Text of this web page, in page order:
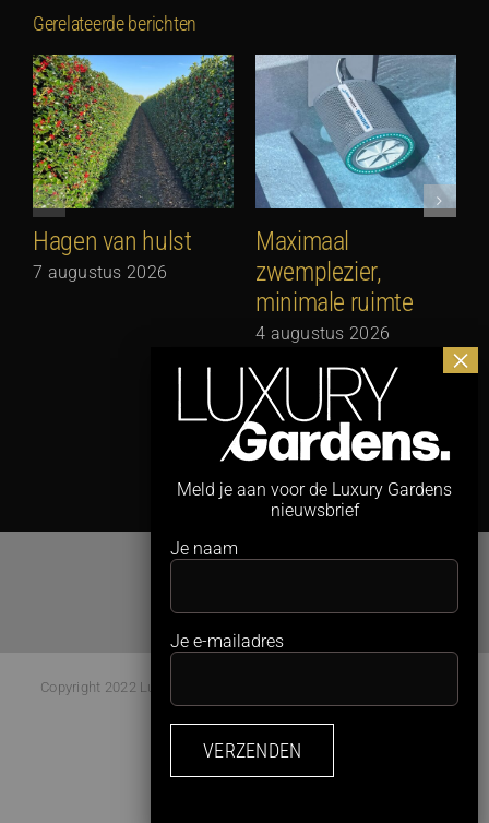
Gerelateerde berichten
Hagen van hulst
7 augustus 2026
Maximaal
zwemplezier,
minimale ruimte
4 augustus 2026
Copyright 2022 Luxury Gardens Magazine | All Rights Reserved |
Facebook
Instagram
Meld je aan voor de Luxury Gardens
nieuwsbrief
Je naam
Je e-mailadres